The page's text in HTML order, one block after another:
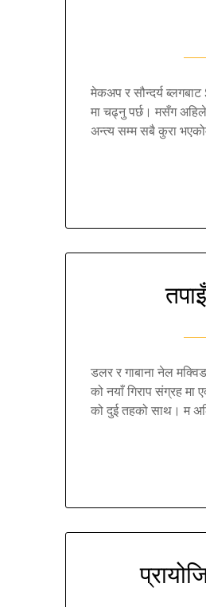
मेकअप र सौन्दर्य
मा चढ्नु पर्छ। मसँग
अन्त्य सम्म सबै कुरा
डलर र गाबाना नेल
को नयाँ गिराप संग्रह
को दुई तहको साथ। म